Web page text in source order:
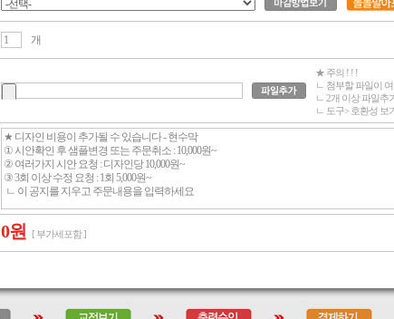
개
★ 주의 ! ! !
ㄴ 첨부할 파일이
ㄴ 2개 이상 파일추
ㄴ 도구> 호환성 보
0원 [ 부가세포함 ]